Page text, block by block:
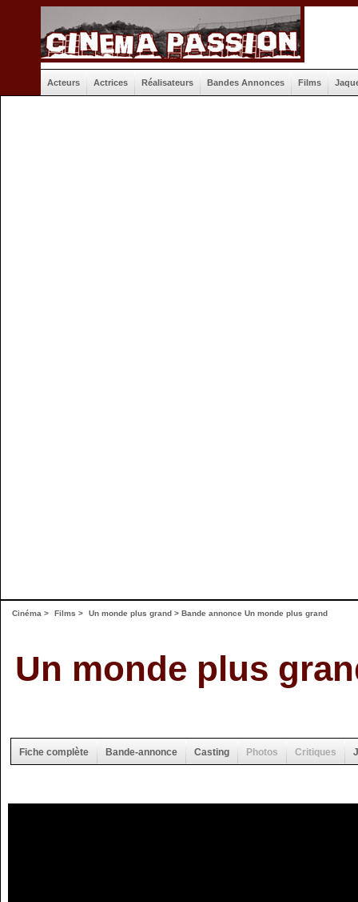
Acteurs Actrices Réalisateurs Bandes Annonces Films
Cinéma > Films > Un monde plus grand > Bande annonce Un monde plus grand
Un monde plus
Fiche complète Bande-annonce Casting Photos Critiques